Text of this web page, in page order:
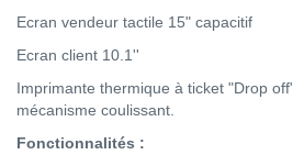
Ecran vendeur tactile 15" capacitif
Ecran client 10.1''
Imprimante thermique à ticket "Drop
mécanisme coulissant.
Fonctionnalités :